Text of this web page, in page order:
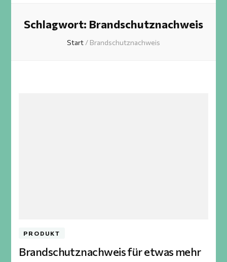
Schlagwort: Brandschutznachweis
Start / Brandschutznachweis
PRODUKT
Brandschutznachweis für etwas mehr